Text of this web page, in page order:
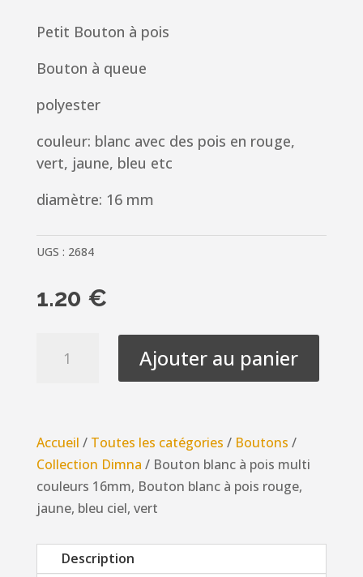
Petit Bouton à pois
Bouton à queue
polyester
couleur: blanc avec des pois en rouge,
vert, jaune, bleu etc
diamètre: 16 mm
UGS : 2684
1.20 €
pois
multi
couleurs
16mm,
Bouton
blanc
Ajouter au panier
Accueil / Toutes les catégories / Boutons /
Collection Dimna / Bouton blanc à pois multi
couleurs 16mm, Bouton blanc à pois rouge,
jaune, bleu ciel, vert
Description